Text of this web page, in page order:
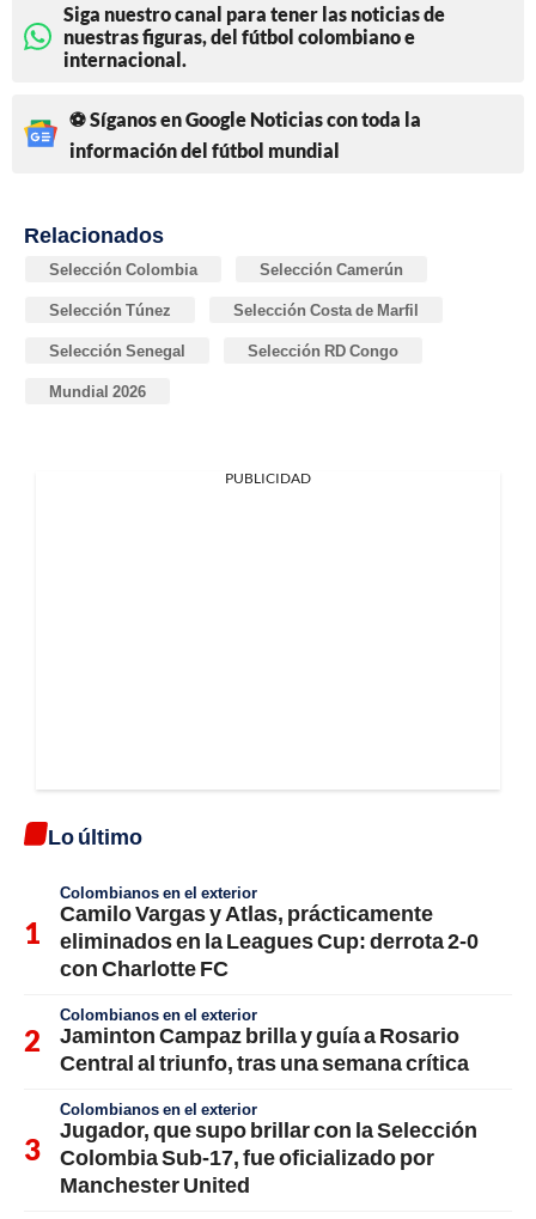
Siga nuestro canal para tener las noticias de
nuestras figuras, del fútbol colombiano e
internacional.
⚽ Síganos en Google Noticias con toda la
información del fútbol mundial
Relacionados
Selección Colombia Selección Camerún
Selección Túnez Selección Costa de Marfil
Selección Senegal Selección RD Congo
Mundial 2026
PUBLICIDAD
Lo último
Colombianos en el exterior
Camilo Vargas y Atlas, prácticamente
eliminados en la Leagues Cup: derrota 2-0
con Charlotte FC
Colombianos en el exterior
Jaminton Campaz brilla y guía a Rosario
Central al triunfo, tras una semana crítica
Colombianos en el exterior
Jugador, que supo brillar con la Selección
Colombia Sub-17, fue oficializado por
Manchester United